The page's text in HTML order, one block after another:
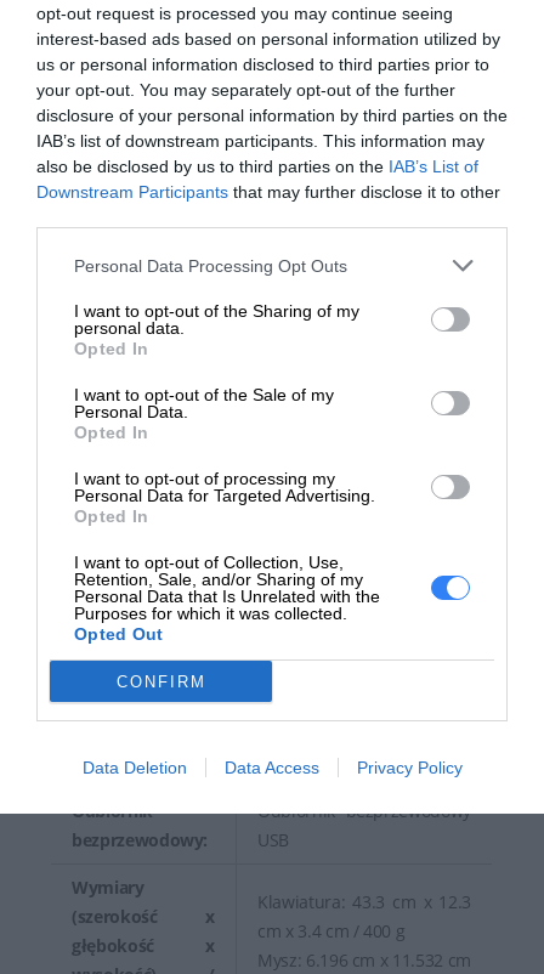
opt-out request is processed you may continue seeing
interest-based ads based on personal information utilized by
us or personal information disclosed to third parties prior to
your opt-out. You may separately opt-out of the further
disclosure of your personal information by third parties on the
IAB’s list of downstream participants. This information may
also be disclosed by us to third parties on the IAB’s List of
Downstream Participants that may further disclose it to other
Personal Data Processing Opt Outs
I want to opt-out of the Sharing of my
personal data.
Opted In
I want to opt-out of the Sale of my
Personal Data.
Opted In
I want to opt-out of processing my
Personal Data for Targeted Advertising.
Opted In
I want to opt-out of Collection, Use,
Retention, Sale, and/or Sharing of my
Personal Data that Is Unrelated with the
Purposes for which it was collected.
Opted Out
CONFIRM
Data Deletion Data Access Privacy Policy
Trwałość i bezpieczeństwo
Możesz mieć pewność, że ten zestaw z
klawiaturą i myszą zapewnia bezproblemowe
połączenie z Twoim komputerem osobistym.
Produkt:
Nazwa:
KM5221W US International
QWERTY White
Opis:
bezprzewodowa - 2.4 GHz -
USA - biały
EAN:
Gwarancja
producenta:
12 miesięcy
Ogólne
Rodzaj
urządzenia:
Zestaw klawiatura i mysz
Interfejs: 2.4 GHz
Odbiornik
bezprzewodowy:
Odbiornik bezprzewodowy
USB
Wymiary
(szerokość x
głębokość x
Klawiatura: 43.3 cm x 12.3
cm x 3.4 cm / 400 g
Mysz: 6.196 cm x 11.532 cm